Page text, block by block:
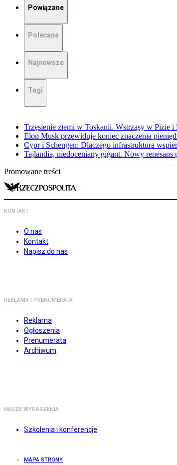
Powiązane
Polecane
Najnowsze
Tagi
Trzęsienie ziemi w Toskanii. Wstrząsy w Pizie i
Elon Musk przewiduje koniec znaczenia
Cypr i Schengen: Dlaczego infrastruktura
Tajlandia, niedoceniany gigant. Nowy renesans
Promowane treści
KONTAKT
O nas
Kontakt
Napisz do nas
REKLAMA I PRENUMERATA
Reklama
Ogłoszenia
Prenumerata
Archiwum
NASZE WYDARZENIA
Szkolenia i konferencje
MAPA STRONY